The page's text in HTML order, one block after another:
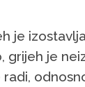
je
grijeh je
radi,